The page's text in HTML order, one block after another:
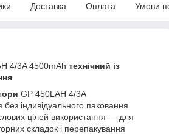
Доставка Оплата Умови
4/3A 4500mAh технічний із
GP 450LAH 4/3A
індивідуального паковання.
цілей використання — для
складок і перепакування